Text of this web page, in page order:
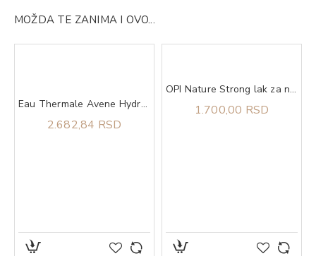
MOŽDA TE ZANIMA I OVO...
Eau Thermale Avene Hydrance Rich hidrirajuća krema 40 ml
2.682,84 RSD
OPI Nature Strong lak za nokte Eco For It
1.700,00 RSD